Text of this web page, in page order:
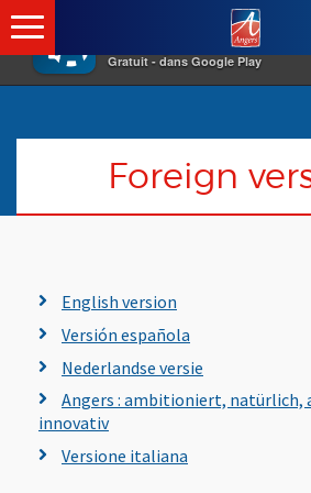
×
Gratuit - dans Google Play
Foreign
English version
Versión española
Nederlandse versie
Angers : ambitioniert, natürlich,
innovativ
Versione italiana